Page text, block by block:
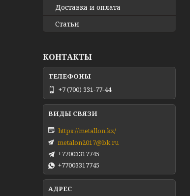
Доставка и оплата
Статьи
КОНТАКТЫ
+7 (700) 331-77-44
https://metallon.kz/
metalon2017@bk.ru
+77003317745
+77003317745